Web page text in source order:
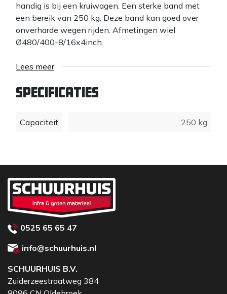
handig is bij een kruiwagen. Een sterke band met
een bereik van 250 kg. Deze band kan goed over
onverharde wegen rijden. Afmetingen wiel
Ø480/400-8/16x4inch.
Lees meer
Specificaties
Capaciteit 250 kg
0525 65 65 47
info@schuurhuis.nl
SCHUURHUIS B.V.
Zuiderzeestraatweg 384